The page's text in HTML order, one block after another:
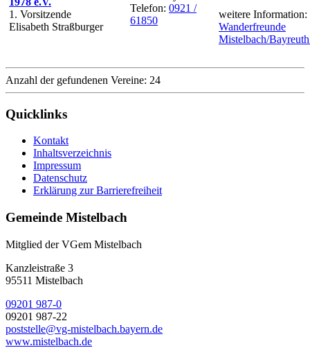
1. Vorsitzende
Elisabeth Straßburger
Telefon: 0921 /
61850
weitere Information:
Wanderfreunde
Mistelbach/
Anzahl der gefundenen Vereine: 24
Quicklinks
Kontakt
Inhaltsverzeichnis
Impressum
Datenschutz
Erklärung zur Barrierefreiheit
Gemeinde Mistelbach
Mitglied der VGem Mistelbach
Kanzleistraße 3
95511 Mistelbach
09201 987-0
09201 987-22
poststelle@vg-mistelbach.bayern.de
www.mistelbach.de